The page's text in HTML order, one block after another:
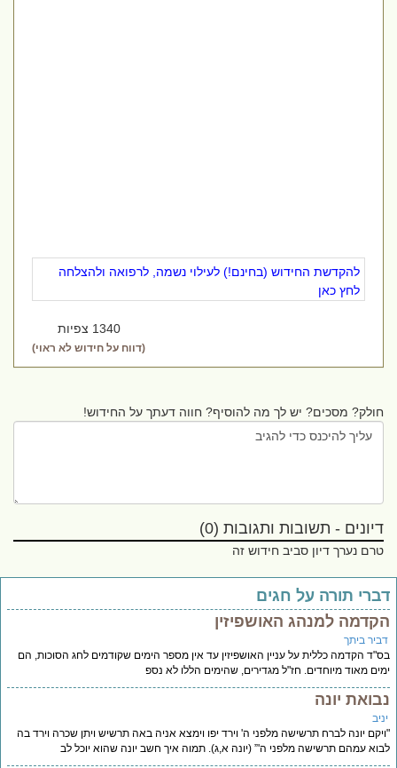
להקדשת החידוש (בחינם!) לעילוי נשמה, לרפואה ולהצלחה
לחץ כאן
1340 צפיות
(דווח על חידוש לא ראוי)
חולק? מסכים? יש לך מה להוסיף? חווה דעתך על החידוש!
דיונים - תשובות ותגובות (0)
טרם נערך דיון סביב חידוש זה
תורה על חגים
למנהג האושפיזין
ביתך
הקדמה כללית על עניין האושפיזין עד אין מספר הימים שקודמים לחג הסוכות, הם
מאוד מיוחדים. חז"ל מגדירים, שהימים הללו לא נספ
יונה
יונה לברח תרשישה מלפני ה' וירד יפו וימצא אניה באה תרשיש ויתן שכרה וירד בה
עמהם תרשישה מלפני ה'” (יונה א,ג). תמוה איך חשב יונה שהוא יוכל לב